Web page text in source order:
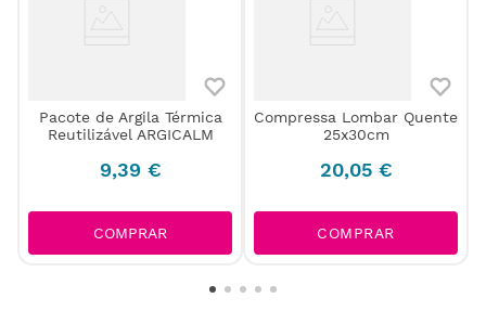
Pacote de Argila Térmica
Reutilizável ARGICALM
9,39 €
COMPRAR
Compressa Lombar Quente
25x30cm
20,05 €
COMPRAR